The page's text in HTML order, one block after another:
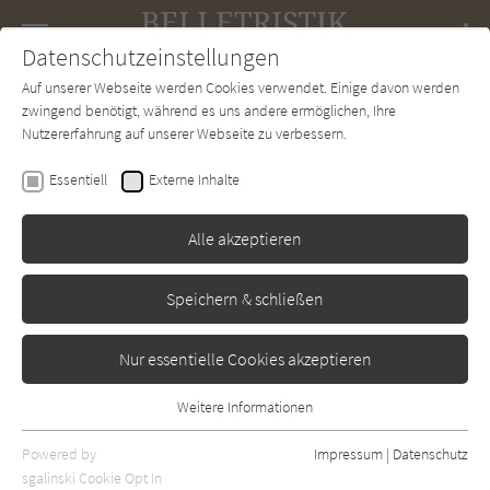
SUCHE Forum Charts Newsletter
Judith Kuckart
Standard
Alle Kategorien anzeigen
Datenschutzeinstellungen
Auf unserer Webseite werden Cookies verwendet. Einige davon werden
zwingend benötigt, während es uns andere ermöglichen, Ihre
Nutzererfahrung auf unserer Webseite zu verbessern.
Essentiell Externe Inhalte
Alle akzeptieren
Speichern & schließen
Nur essentielle Cookies akzeptieren
Essentielle Cookies werden für grundlegende Funktionen der
Webseite benötigt. Dadurch ist gewährleistet, dass die Webseite
Weitere Informationen
Powered by
sgalinski Cookie Opt In
Impressum | Datenschutz